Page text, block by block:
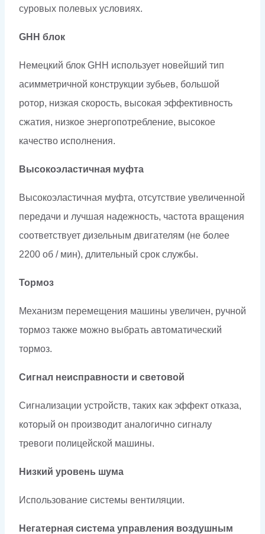
суровых полевых условиях.
GHH блок
Немецкий блок GHH использует новейший тип
асимметричной конструкции зубьев, большой
ротор, низкая скорость, высокая эффективность
сжатия, низкое энергопотребление, высокое
качество исполнения.
Высокоэластичная муфта
Высокоэластичная муфта, отсутствие увеличенной
передачи и лучшая надежность, частота вращения
соответствует дизельным двигателям (не более
2200 об / мин), длительный срок службы.
Тормоз
Механизм перемещения машины увеличен, ручной
тормоз также можно выбрать автоматический
тормоз.
Сигнал неисправности и световой
Сигнализации устройств, таких как эффект отказа,
который он производит аналогично сигналу
тревоги полицейской машины.
Низкий уровень шума
Использование системы вентиляции.
Негатерная система управления воздушным